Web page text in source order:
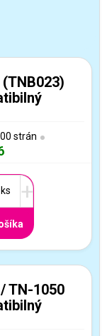
strán
+
TN-1050